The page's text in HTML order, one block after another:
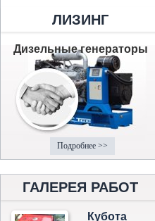
ЛИЗИНГ
Дизельные генераторы
Подробнее >>
ГАЛЕРЕЯ РАБОТ
Кубота